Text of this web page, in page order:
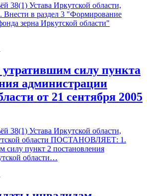
38(1) Устава Иркутской области,
в раздел 3 "Формирование
зерна Иркутской области"
силу пункта
администрации
от 21 сентября 2005
38(1) Устава Иркутской области,
области ПОСТАНОВЛЯЕТ: 1.
силу пункт 2 постановления
области…